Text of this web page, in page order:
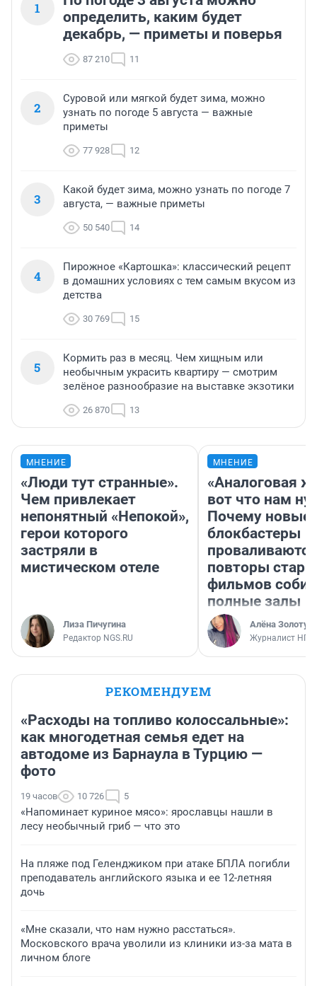
1
определить, каким будет
декабрь, — приметы и поверья
87 210 11
2
Суровой или мягкой будет зима, можно
узнать по погоде 5 августа — важные
приметы
77 928 12
3
Какой будет зима, можно узнать по погоде 7
августа, — важные приметы
50 540 14
4
Пирожное «Картошка»: классический рецепт
в домашних условиях с тем самым вкусом из
детства
30 769 15
5
Кормить раз в месяц. Чем хищным или
необычным украсить квартиру — смотрим
зелёное разнообразие на выставке экзотики
26 870 13
МНЕНИЕ
«Люди тут странные».
Чем привлекает
непонятный «Непокой»,
герои которого
застряли в
мистическом отеле
Лиза Пичугина
Редактор NGS.RU
МНЕНИЕ
«Аналоговая
вот что нам
Почему новые
блокбастеры
повторы
фильмов
полные залы
Алёна
Журналист НГС
РЕКОМЕНДУЕМ
«Расходы на топливо колоссальные»:
как многодетная семья едет на
автодоме из Барнаула в Турцию —
фото
19 часов 10 726 5
«Напоминает куриное мясо»: ярославцы нашли в
лесу необычный гриб — что это
На пляже под Геленджиком при атаке БПЛА погибли
преподаватель английского языка и ее 12-летняя
дочь
«Мне сказали, что нам нужно расстаться».
Московского врача уволили из клиники из-за мата в
личном блоге